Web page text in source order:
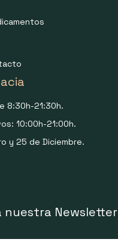
8:30h-21:30h.
10:00h-21:00h.
y 25 de Diciembre.
nuestra Newsletter